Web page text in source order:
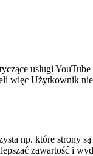
usługi
więc Użytkownik
np. które strony
zawartość i